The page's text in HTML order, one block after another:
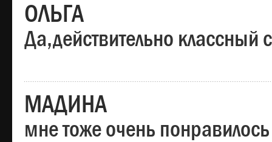
ОЛЬГА
Да,действительно классный
МАДИНА
мне тоже очень